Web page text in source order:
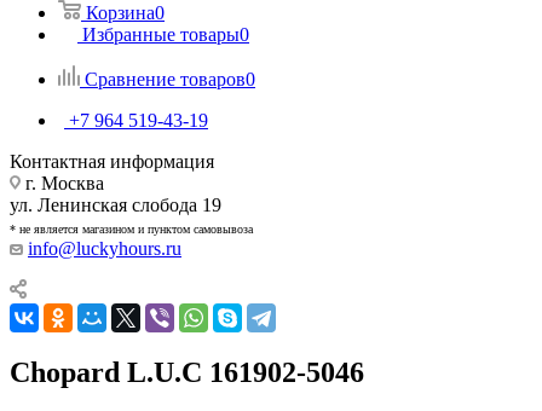
Корзина0
Избранные товары0
Сравнение товаров0
+7 964 519-43-19
Контактная информация
г. Москва
ул. Ленинская слобода 19
* не является магазином и пунктом самовывоза
info@luckyhours.ru
Chopard L.U.C 161902-5046